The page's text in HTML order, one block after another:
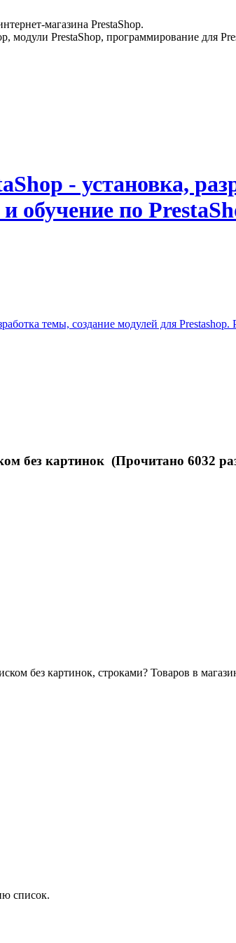
магазина PrestaShop.
модули PrestaShop, программирование для
темы, создание модулей для Prestashop.
без картинок (Прочитано 6032
без картинок, строками? Товаров в
список.